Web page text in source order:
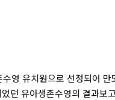
영 유치원으로 선정되어
던 유아생존수영의 결과보